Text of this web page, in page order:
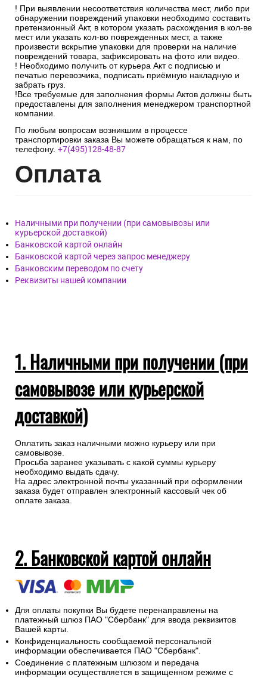
! При выявлении несоответствия количества мест, либо при
обнаружении повреждений упаковки необходимо составить
претензионный Акт, в котором указать расхождения в кол-ве
мест или указать кол-во поврежденных мест, а также
произвести вскрытие упаковки для проверки на наличие
повреждений товара, зафиксировать на фото или видео.
! Необходимо получить от курьера Акт с подписью и
печатью перевозчика, подписать приёмную накладную и
забрать груз.
!Все требуемые для заполнения формы Актов должны быть
предоставлены для заполнения менеджером транспортной
компании.
По любым вопросам возникшим в процессе
транспортировки заказа Вы можете обращаться к нам, по
телефону. +7(495)128-48-87
Оплата
Наличными при получении (при самовывозы или
курьерской доставкой)
Банковской картой онлайн
Банковской картой через запрос менеджеру
Банковским переводом по счету
Реквизиты нашей компании
1. Наличными при получении (при
самовывозе или курьерской
доставкой)
Оплатить заказ наличными можно курьеру или при
самовывозе.
Просьба заранее указывать с какой суммы курьеру
необходимо выдать сдачу.
На адрес электронной почты указанный при оформлении
заказа будет отправлен электронный кассовый чек об
оплате заказа.
2. Банковской картой онлайн
Для оплаты покупки Вы будете перенаправлены на
платежный шлюз ПАО "Сбербанк" для ввода реквизитов
Вашей карты.
Конфиденциальность сообщаемой персональной
информации обеспечивается ПАО "Сбербанк".
Соединение с платежным шлюзом и передача
информации осуществляется в защищенном режиме с